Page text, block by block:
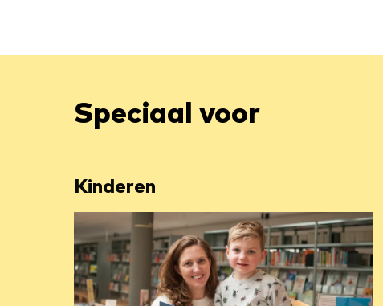
Speciaal voor
Kinderen